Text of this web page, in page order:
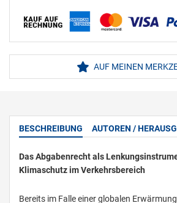
AUF MEINEN
BESCHREIBUNG AUTOREN /
Das Abgabenrecht als
Klimaschutz im Verkehrsbereich
Bereits im Falle einer globalen